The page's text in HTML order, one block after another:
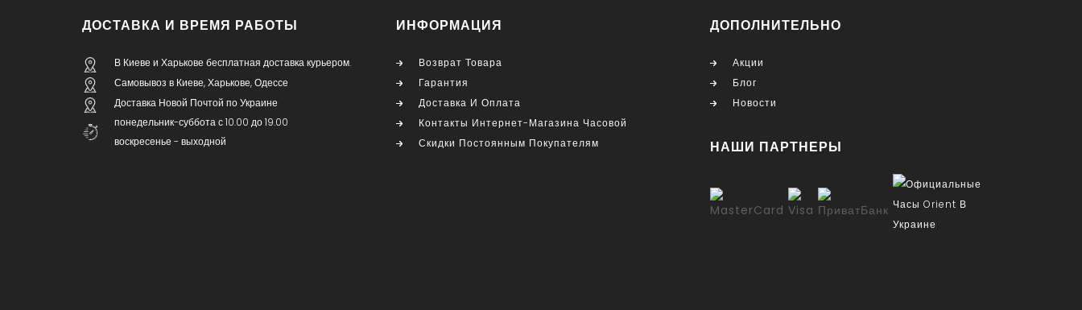
ДОСТАВКА И ВРЕМЯ РАБОТЫ
В Киеве и Харькове бесплатная доставка курьером.
Самовывоз в Киеве, Харькове, Одессе
Доставка Новой Почтой по Украине
понедельник-суббота с 10.00 до 19.00
воскресенье - выходной
ИНФОРМАЦИЯ
Возврат Товара
Гарантия
Доставка И Оплата
Контакты Интернет-Магазина Часовой
Скидки Постоянным Покупателям
ДОПОЛНИТЕЛЬНО
Акции
Блог
Новости
НАШИ ПАРТНЕРЫ